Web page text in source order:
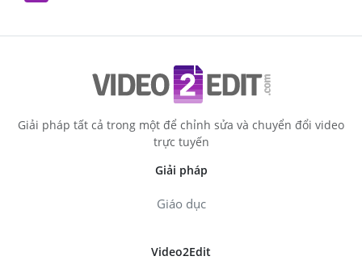
Giải pháp tất cả trong một để chỉnh sửa và chuyển đổi video
trực tuyến
Giải pháp
Giáo dục
Video2Edit